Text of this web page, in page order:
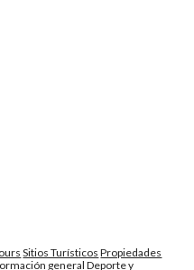
Sitios Turísticos Propiedades
general Deportey